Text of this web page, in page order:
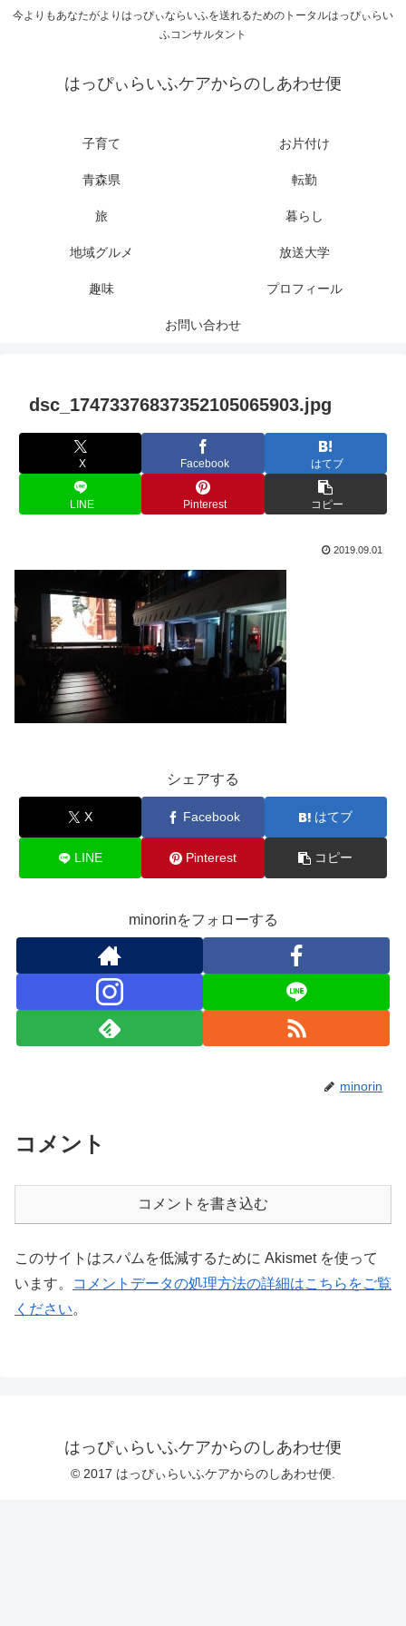
今よりもあなたがよりはっぴぃならいふを送れるためのトータルはっぴぃらい
ふコンサルタント
はっぴぃらいふケアからのしあわせ便
子育て お片付け
青森県 転勤
旅 暮らし
地域グルメ 放送大学
趣味 プロフィール
お問い合わせ
dsc_17473376837352105065903.jpg
X Facebook はてブ
LINE Pinterest コピー
2019.09.01
シェアする
X Facebook はてブ
LINE Pinterest コピー
minorinをフォローする
minorin
コメント
コメントを書き込む
このサイトはスパムを低減するために Akismet を使って
います。
コメントデータの処理方法の詳細はこちらをご覧
ください。
はっぴぃらいふケアからのしあわせ便
© 2017 はっぴぃらいふケアからのしあわせ便.